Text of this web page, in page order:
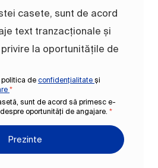
casete, sunt de acord
text tranzacționale și
la oportunitățile de
de confidențialitate și
*
sunt de acord să primesc e-
oportunități de angajare. *
Prezinte